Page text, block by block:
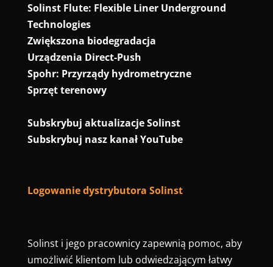
Solinst Flute: Flexible Liner Underground
Technologies
Zwiększona biodegradacja
Urządzenia Direct-Push
Spohr: Przyrządy hydrometryczne
Sprzęt terenowy
Subskrybuj aktualizacje Solinst
Subskrybuj nasz kanał YouTube
Logowanie dystrybutora Solinst
Solinst i jego pracownicy zapewnią pomoc, aby
umożliwić klientom lub odwiedzającym łatwy